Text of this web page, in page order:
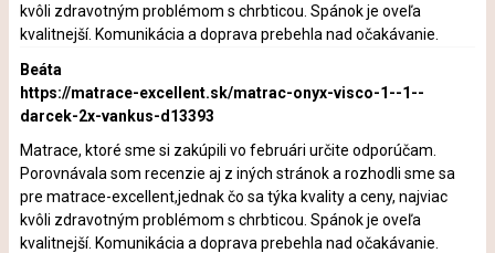
kvôli zdravotným problémom s chrbticou. Spánok je oveľa
kvalitnejší. Komunikácia a doprava prebehla nad očakávanie.
Beáta
https://matrace-excellent.sk/matrac-onyx-visco-1--1--
darcek-2x-vankus-d13393
Matrace, ktoré sme si zakúpili vo februári určite odporúčam.
Porovnávala som recenzie aj z iných stránok a rozhodli sme sa
pre matrace-excellent,jednak čo sa týka kvality a ceny, najviac
kvôli zdravotným problémom s chrbticou. Spánok je oveľa
kvalitnejší. Komunikácia a doprava prebehla nad očakávanie.